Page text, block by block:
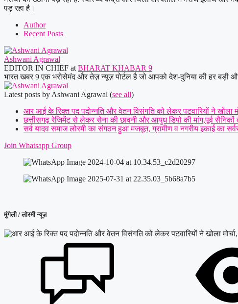
पड़ रहा है।
Author
Recent Posts
Ashwani Agrawal
EDITOR IN CHIEF at BHARAT KHABAR 9
भारत खबर 9 एक भरोसेमंद और तेज़ न्यूज़ पोर्टल है जो आपको देश-दुनिया की हर बड़ी
Latest posts by Ashwani Agrawal (see all)
आर आई के रिक्त पद पदोन्नति और वेतन विसंगति को लेकर पटवारियों ने खोला
छत्तीसगढ़ रेजिमेंट से लेकर सेना की छावनी और आयुध डिपो की मांग,पूर्व
सर्व यादव समाज लोरमी का संगठन हुआ मजबूत, ग्रामीण व नगरीय इकाई का
Join Whatsapp Group
मुंगेली / लोरमी न्यूज़